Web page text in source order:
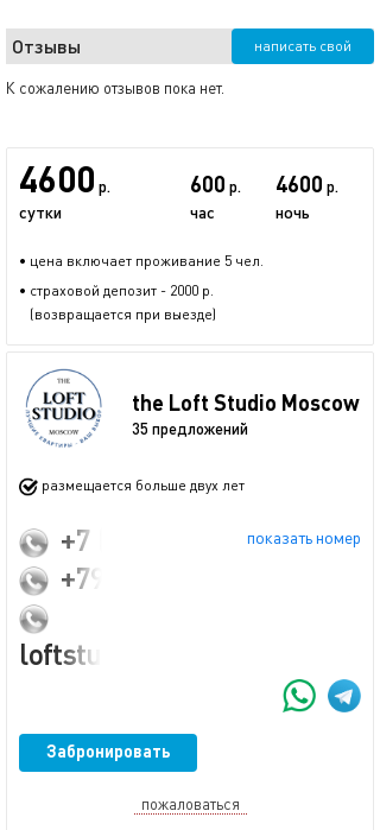
Отзывы написать свой
К сожалению отзывов пока нет.
4600 р.
сутки
600 р.
час
4600 р.
ночь
• цена включает проживание 5 чел.
• страховой депозит - 2000 р.
(возвращается при выезде)
the Loft Studio Moscow
35 предложений
размещается больше двух лет
показать номер
+7 (925) 867-86-83
+79274953885
loftstudiomoscow@mail.ru
Забронировать
пожаловаться